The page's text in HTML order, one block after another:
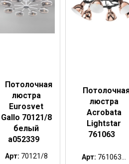
Потолочная
люстра
Eurosvet
Gallo 70121/8
белый
a052339
Арт: 70121/8
люстра
Acrobata
Lightstar
761063
Арт: 761063...